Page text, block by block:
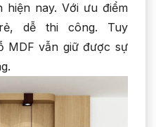
hiện nay. Với ưu điểm
dễ thi công. Tuy
MDF vẫn giữ được sự